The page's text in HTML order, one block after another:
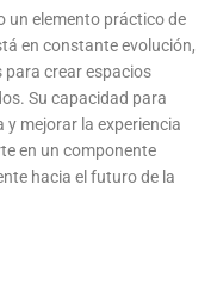
un elemento práctico de
en constante evolución,
crear espacios
Su capacidad para
mejorar la experiencia
en un componente
hacia el futuro de la